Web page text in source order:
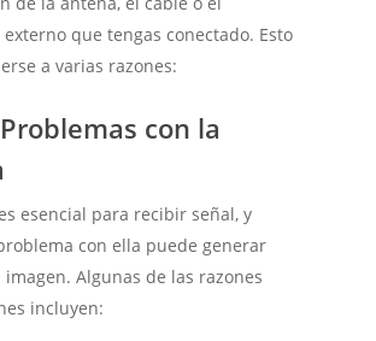
que tengas conectado. Esto
a varias razones:
con la
esencial para recibir señal, y
con ella puede generar
Algunas de las razones
incluyen: